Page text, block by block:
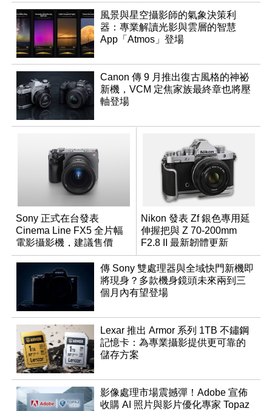
風景與星空攝影師的氣象決策利
器：專業解讀光影與雲層的智慧
App「Atmos」登場
Canon 傳 9 月推出復古風格的神祕
新機，VCM 定焦家族最終章也將壓
軸登場
Sony 正式在台發表
Cinema Line FX5 全片幅
電影攝影機，建議售價
NT$144,980
Nikon 發表 Zf 銀色專用延
伸握把與 Z 70-200mm
F2.8 II 最新韌體更新
傳 Sony 雙處理器與全域快門新機即
將現身？多款機身鏡頭未來兩到三
個月內有望登場
Lexar 推出 Armor 系列 1TB 不鏽鋼
記憶卡：為專業攝影提供更可靠的
儲存方案
影像處理市場震撼彈！Adobe 宣佈
收購 AI 照片與影片優化專家 Topaz